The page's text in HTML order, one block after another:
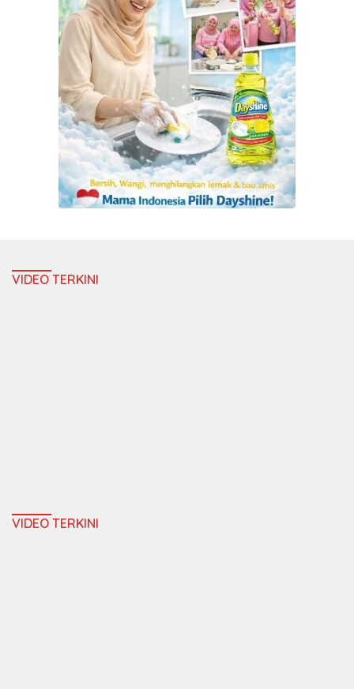
VIDEO TERKINI
VIDEO TERKINI